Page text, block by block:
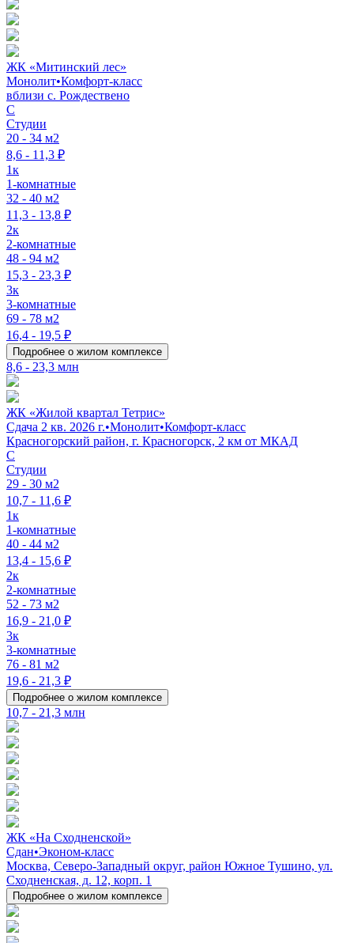
ЖК «Митинский лес»
Монолит•Комфорт-класс
вблизи с. Рождествено
C
Студии
20 - 34 м2
8,6 - 11,3 ₽
1к
1-комнатные
32 - 40 м2
11,3 - 13,8 ₽
2к
2-комнатные
48 - 94 м2
15,3 - 23,3 ₽
3к
3-комнатные
69 - 78 м2
16,4 - 19,5 ₽
Подробнее о жилом комплексе
8,6 - 23,3 млн
ЖК «Жилой квартал Тетрис»
Сдача 2 кв. 2026 г.•Монолит•Комфорт-класс
Красногорский район, г. Красногорск, 2 км от МКАД
C
Студии
29 - 30 м2
10,7 - 11,6 ₽
1к
1-комнатные
40 - 44 м2
13,4 - 15,6 ₽
2к
2-комнатные
52 - 73 м2
16,9 - 21,0 ₽
3к
3-комнатные
76 - 81 м2
19,6 - 21,3 ₽
Подробнее о жилом комплексе
10,7 - 21,3 млн
ЖК «На Сходненской»
Сдан•Эконом-класс
Москва, Северо-Западный округ, район Южное Тушино, ул.
Сходненская, д. 12, корп. 1
Подробнее о жилом комплексе